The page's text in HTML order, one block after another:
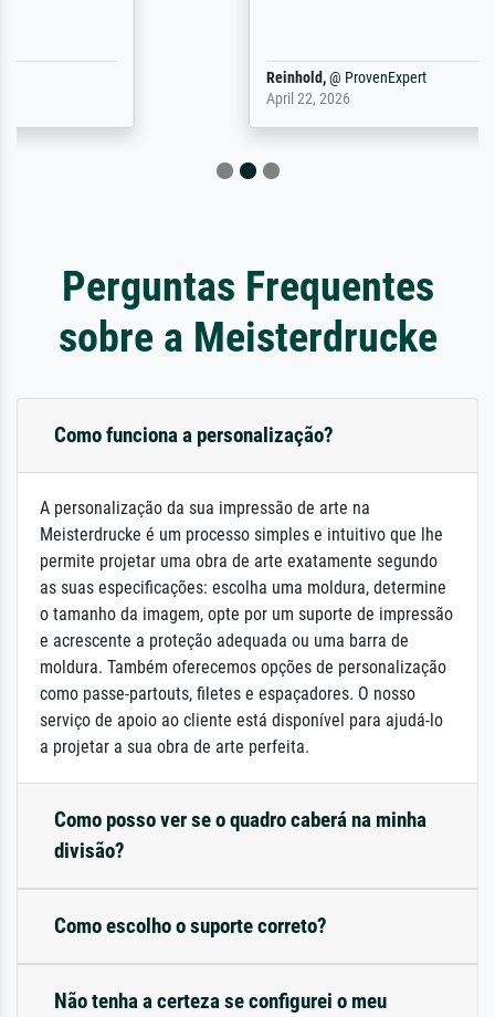
Perguntas Frequentes
sobre a Meisterdrucke
Como funciona a personalização?
A personalização da sua impressão de arte na
Meisterdrucke é um processo simples e intuitivo que lhe
permite projetar uma obra de arte exatamente segundo
as suas especificações: escolha uma moldura, determine
o tamanho da imagem, opte por um suporte de impressão
e acrescente a proteção adequada ou uma barra de
moldura. Também oferecemos opções de personalização
como passe-partouts, filetes e espaçadores. O nosso
serviço de apoio ao cliente está disponível para ajudá-lo
a projetar a sua obra de arte perfeita.
Como posso ver se o quadro caberá na minha
divisão?
Como escolho o suporte correto?
Não tenha a certeza se configurei o meu